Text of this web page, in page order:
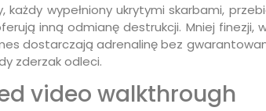
wypełniony ukrytymi skarbami,
inną odmianę destrukcji. Mniej finezji,
dostarczają adrenalinę bez
zderzak odleci.
video walkthrough